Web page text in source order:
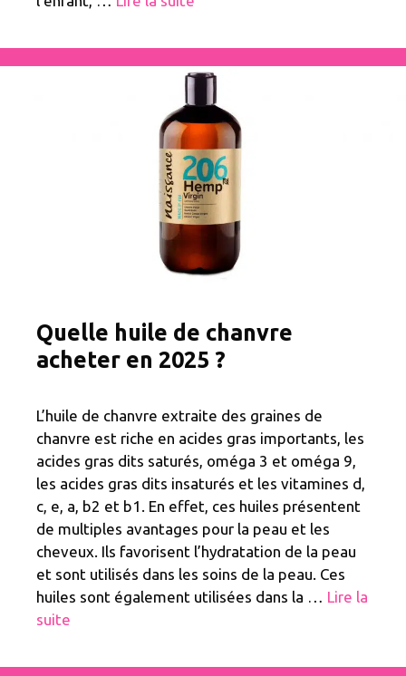
Quelle huile de chanvre
acheter en 2025 ?
L’huile de chanvre extraite des graines de
chanvre est riche en acides gras importants, les
acides gras dits saturés, oméga 3 et oméga 9,
les acides gras dits insaturés et les vitamines d,
c, e, a, b2 et b1. En effet, ces huiles présentent
de multiples avantages pour la peau et les
cheveux. Ils favorisent l’hydratation de la peau
et sont utilisés dans les soins de la peau. Ces
huiles sont également utilisées dans la … Lire la
suite